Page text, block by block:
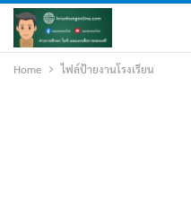
Home ไฟล์ป้ายงานโรงเรียน